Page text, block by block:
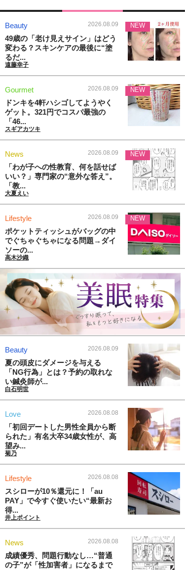
Beauty 2026.08.09
49歳の「老け見えサイン」はどう
変わる？スキンケアの最後に“塗
るだ...
遠藤幸子
NEW
Gourmet 2026.08.09
ドンキを4軒ハシゴしてようやく
ゲット。321円でコスパ最強の
「46...
スギアカツキ
NEW
News 2026.08.09
「わが子への性教育、何を話せば
いい？」専門家の“意外な答え”。
「教...
大夏えい
NEW
Lifestyle 2026.08.09
ポケットティッシュがバッグの中
でぐちゃぐちゃになる問題→ダイ
ソーの...
高木沙織
NEW
Beauty 2026.08.09
夏の頭皮にダメージを与える
「NG行為」とは？予約の取れな
い鍼灸師が...
白石明世
Love 2026.08.08
「初回デートした男性全員から断
られた」有名大卒34歳女性が、高
望み...
菊乃
Lifestyle 2026.08.08
スシローが10％還元に！「au
PAY」で今すぐ使いたい“最新お
得...
井上ポイント
News 2026.08.08
成績優秀、問題行動なし…“普通
の子”が「性加害者」になるまで